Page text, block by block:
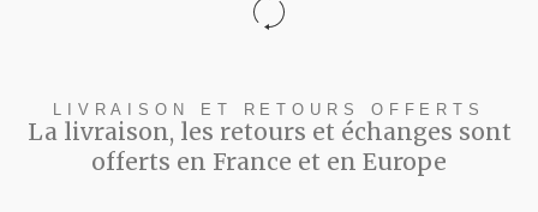
LIVRAISON ET RETOURS OFFERTS
La livraison, les retours et échanges sont
offerts en France et en Europe